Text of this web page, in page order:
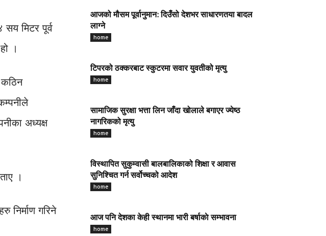
सय मिटर पूर्व
।
कठिन
अध्यक्ष
।
निर्माण गरिने
आजको मौसम पूर्वानुमान: दिउँसो देशभर साधारणतया बादल
लाग्ने
home
टिपरको ठक्करबाट स्कुटरमा सवार युवतीको मृत्यु
home
सामाजिक सुरक्षा भत्ता लिन जाँदा खोलाले बगाएर ज्येष्ठ
नागरिकको मृत्यु
home
विस्थापित सुकुम्वासी बालबालिकाको शिक्षा र आवास
सुनिश्चित गर्न सर्वोच्चको आदेश
home
आज पनि देशका केही स्थानमा भारी बर्षाकाे सम्भावना
home